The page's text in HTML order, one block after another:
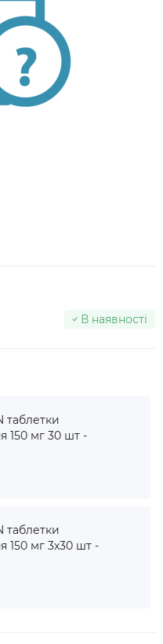
В наявності
150 мг 30 шт -
150 мг 3x30 шт -